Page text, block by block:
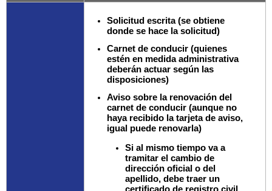
Solicitud escrita (se obtiene
donde se hace la solicitud)
Carnet de conducir (quienes
estén en medida administrativa
deberán actuar según las
disposiciones)
Aviso sobre la renovación del
carnet de conducir (aunque no
haya recibido la tarjeta de aviso,
igual puede renovarla)
Si al mismo tiempo va a
tramitar el cambio de
dirección oficial o del
apellido, debe traer un
certificado de registro civil